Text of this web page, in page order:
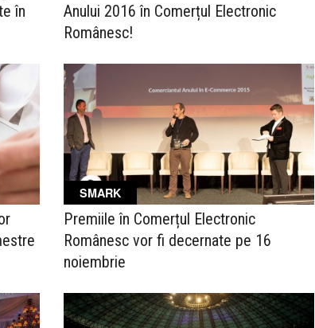
în
Anului 2016 în Comerțul Electronic
Românesc!
SMARK
Premiile în Comerțul Electronic
Românesc vor fi decernate pe 16
noiembrie